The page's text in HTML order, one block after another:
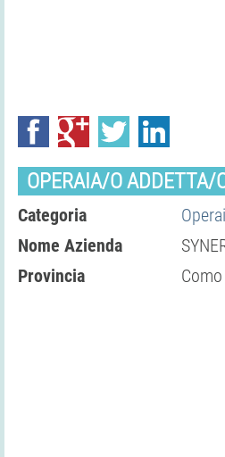
OPERAIA/O ADDETTA/
Categoria
Nome Azienda
Provincia
Como